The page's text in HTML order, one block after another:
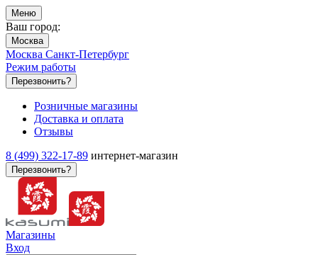
Меню
Ваш город:
Москва
Москва Санкт-Петербург
Режим работы
Перезвонить?
Розничные магазины
Доставка и оплата
Отзывы
8 (499) 322-17-89 интернет-магазин
Перезвонить?
Магазины
Вход